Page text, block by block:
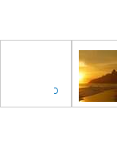
отново